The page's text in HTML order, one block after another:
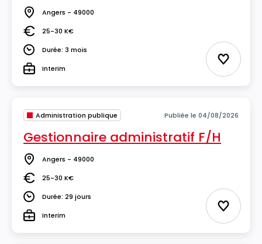
Lieu Angers - 49000
Salaire25-30 K€
DuréeDurée: 3 mois
TypeInterim Ajouter
Administration publique Publiée le 04/08/2026
Gestionnaire administratif F/H
Lieu Angers - 49000
Salaire25-30 K€
DuréeDurée: 29 jours
TypeInterim Ajouter